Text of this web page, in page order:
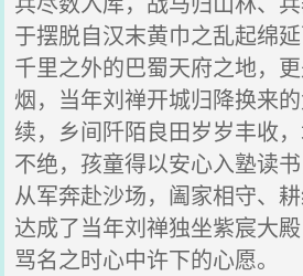
于摆脱自汉末黄巾之乱起绵延
千里之外的巴蜀天府之地，
烟，当年刘禅开城归降换来
续，乡间阡陌良田岁岁丰收
不绝，孩童得以安心入塾读
从军奔赴沙场，阖家相守、
达成了当年刘禅独坐紫宸大
骂名之时心中许下的心愿。